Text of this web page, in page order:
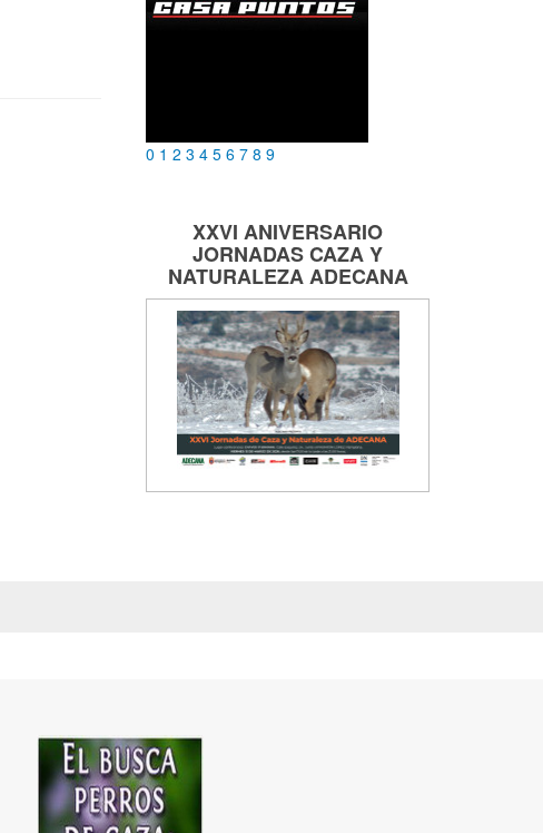
0 1 2 3 4 5 6 7 8 9
XXVI ANIVERSARIO
JORNADASCAZA Y
NATURALEZAADECANA